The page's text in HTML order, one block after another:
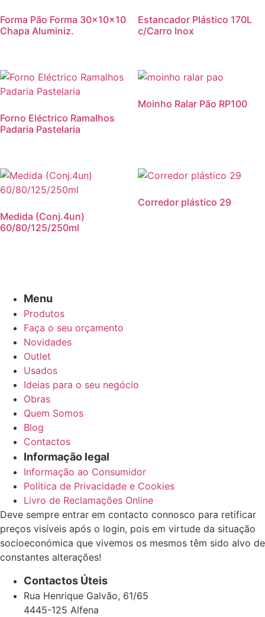
Forma Pão Forma 30x10x10
Chapa Aluminiz.
Estancador Plástico 170L
c/Carro Inox
Forno Eléctrico Ramalhos
Padaria Pastelaria
Moinho Ralar Pão RP100
Medida (Conj.4un)
60/80/125/250ml
Corredor plástico 29
Menu
Produtos
Faça o seu orçamento
Novidades
Outlet
Usados
Ideias para o seu negócio
Obras
Quem Somos
Blog
Contactos
Informação legal
Informação ao Consumidor
Política de Privacidade e Cookies
Livro de Reclamações Online
Deve sempre entrar em contacto connosco para retificar
preços visíveis após o login, pois em virtude da situação
socioeconómica que vivemos os mesmos têm sido alvo de
constantes alterações!
Contactos Úteis
Rua Henrique Galvão, 61/65
4445-125 Alfena